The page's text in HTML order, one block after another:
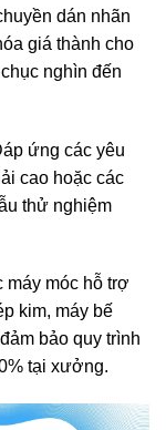
dán nhãn
giá thành cho
nghìn đến
ứng các yêu
cao hoặc các
thử nghiệm
máy móc hỗ trợ
kim, máy bế
bảo quy trình
tại xưởng.